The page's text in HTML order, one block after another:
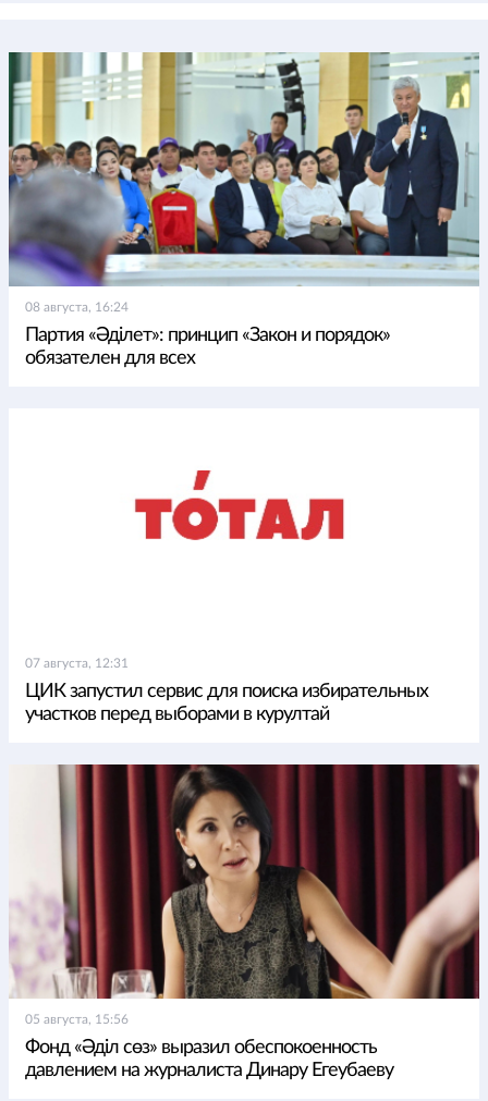
08 августа, 16:24
Партия «Әділет»: принцип «Закон и порядок»
обязателен для всех
07 августа, 12:31
ЦИК запустил сервис для поиска избирательных
участков перед выборами в курултай
05 августа, 15:56
Фонд «Әділ сөз» выразил обеспокоенность
давлением на журналиста Динару Егеубаеву